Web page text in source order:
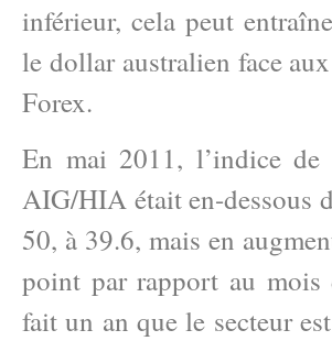
inférieur, cela peut
le dollar australien face
Forex.
En mai 2011, l’indice de
AIG/HIA était en-dessous
50, à 39.6, mais en
point par rapport au mois
fait un an que le secteur